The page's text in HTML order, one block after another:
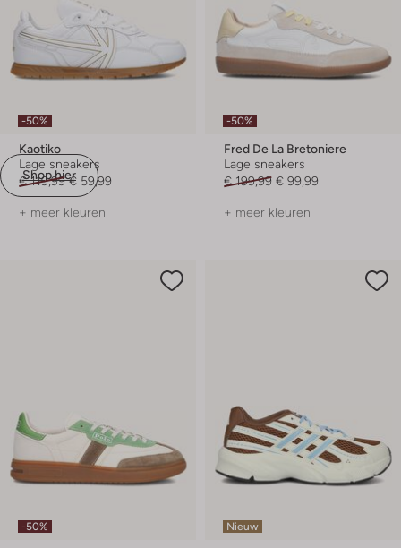
Shop hier
-50%
Kaotiko
Lage sneakers
€ 119,99 € 59,99
+ meer kleuren
-50%
Fred De La Bretoniere
Lage sneakers
€ 199,99 € 99,99
+ meer kleuren
-50% Nieuw